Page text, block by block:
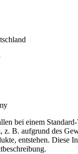
bei einem Standard-
z. B. aufgrund des
entstehen. Diese